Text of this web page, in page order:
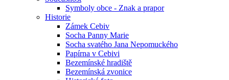
Symboly obce - Znak a prapor
Historie
Zámek Cebiv
Socha Panny Marie
Socha svatého Jana Nepomuckého
Papírna v Cebivi
Bezemínské hradiště
Bezemínská zvonice